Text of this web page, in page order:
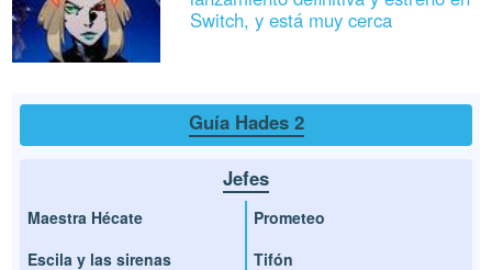
Switch, y está muy cerca
Guía Hades 2
Jefes
Maestra Hécate
Escila y las sirenas
Prometeo
Tifón